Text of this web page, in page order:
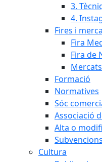
3.
4.
Fires i
Fira
Fira de
Formació
Normatives
Sóc
Associació
Alta o
Cultura